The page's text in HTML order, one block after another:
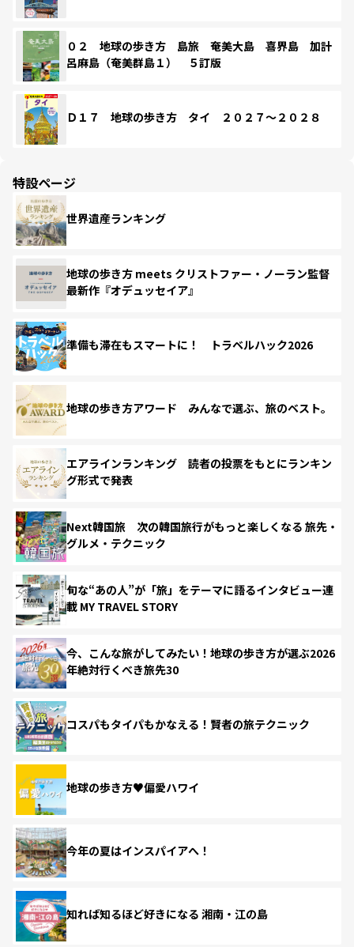
０２ 地球の歩き方 島旅 奄美大島 喜界島 加計
呂麻島（奄美群島１） ５訂版
Ｄ１７ 地球の歩き方 タイ ２０２７～２０２８
特設ページ
世界遺産ランキング
地球の歩き方 meets クリストファー・ノーラン監督
最新作『オデュッセイア』
準備も滞在もスマートに！ トラベルハック2026
地球の歩き方アワード みんなで選ぶ、旅のベスト。
エアラインランキング 読者の投票をもとにランキン
グ形式で発表
Next韓国旅 次の韓国旅行がもっと楽しくなる 旅先・
グルメ・テクニック
旬な“あの人”が「旅」をテーマに語るインタビュー連
載 MY TRAVEL STORY
今、こんな旅がしてみたい！地球の歩き方が選ぶ2026
年絶対行くべき旅先30
コスパもタイパもかなえる！賢者の旅テクニック
地球の歩き方♥偏愛ハワイ
今年の夏はインスパイアへ！
知れば知るほど好きになる 湘南・江の島